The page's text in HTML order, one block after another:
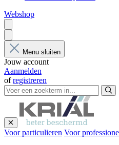
Webshop
Menu sluiten
Jouw account
Aanmelden
ofregistreren
Voor particulieren Voor